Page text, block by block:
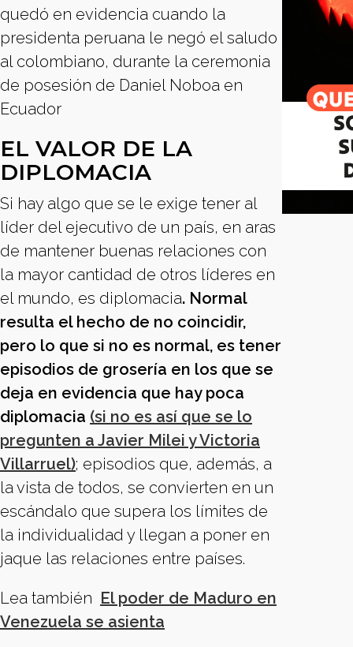
quedó en evidencia cuando la
presidenta peruana le negó el saludo
al colombiano, durante la ceremonia
de posesión de Daniel Noboa en
Ecuador
EL VALOR DE LA
DIPLOMACIA
Si hay algo que se le exige tener al
líder del ejecutivo de un país, en aras
de mantener buenas relaciones con
la mayor cantidad de otros líderes en
el mundo, es diplomacia. Normal
resulta el hecho de no coincidir,
pero lo que si no es normal, es tener
episodios de grosería en los que se
deja en evidencia que hay poca
diplomacia (si no es así que se lo
pregunten a Javier Milei y Victoria
Villarruel); episodios que, además, a
la vista de todos, se convierten en un
escándalo que supera los límites de
la individualidad y llegan a poner en
jaque las relaciones entre países.
Lea también El poder de Maduro en
Venezuela se asienta